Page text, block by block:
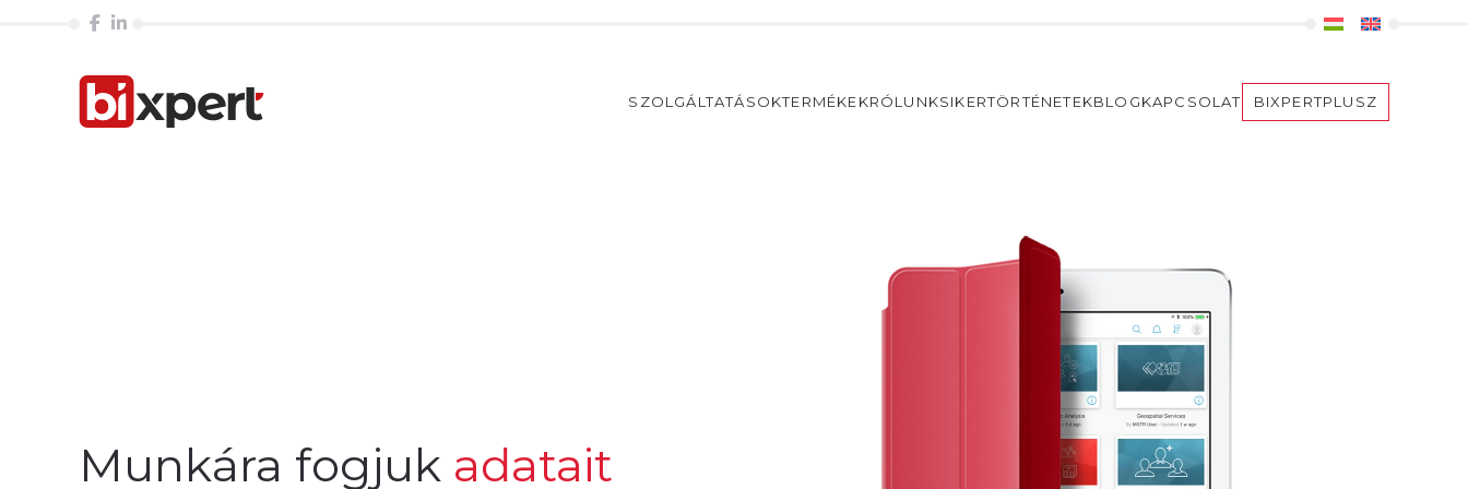
SZOLGÁLTATÁSOKTERMÉKEKRÓLUNKSIKERTÖRTÉNETEKBLOGKAPCSOLAT BIXPERTPLUSZ
Munkára fogjuk adatait